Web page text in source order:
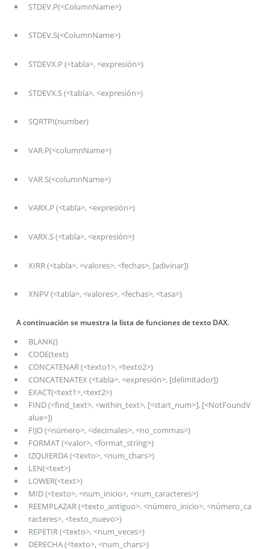
STDEV.P(<ColumnName>)
STDEV.S(<ColumnName>)
STDEVX.P (<tabla>, <expresión>)
STDEVX.S (<tabla>, <expresión>)
SQRTPI(number)
VAR.P(<columnName>)
VAR.S(<columnName>)
VARX.P (<tabla>, <expresión>)
VARX.S (<tabla>, <expresión>)
XIRR (<tabla>, <valores>, <fechas>, [adivinar])
XNPV (<tabla>, <valores>, <fechas>, <tasa>)
A continuación se muestra la lista de funciones de texto DAX.
BLANK()
CODE(text)
CONCATENAR (<texto1>, <texto2>)
CONCATENATEX (<tabla>, <expresión>, [delimitador])
EXACT(<text1>,<text2>)
FIND (<find_text>, <within_text>, [<start_num>], [<NotFoundV
alue>])
FIJO (<número>, <decimales>, <no_commas>)
FORMAT (<valor>, <format_string>)
IZQUIERDA (<texto>, <num_chars>)
LEN(<text>)
LOWER(<text>)
MID (<texto>, <num_inicio>, <num_caracteres>)
REEMPLAZAR (<texto_antiguo>, <número_inicio>, <número_ca
racteres>, <texto_nuevo>)
REPETIR (<texto>, <num_veces>)
DERECHA (<texto>, <num_chars>)